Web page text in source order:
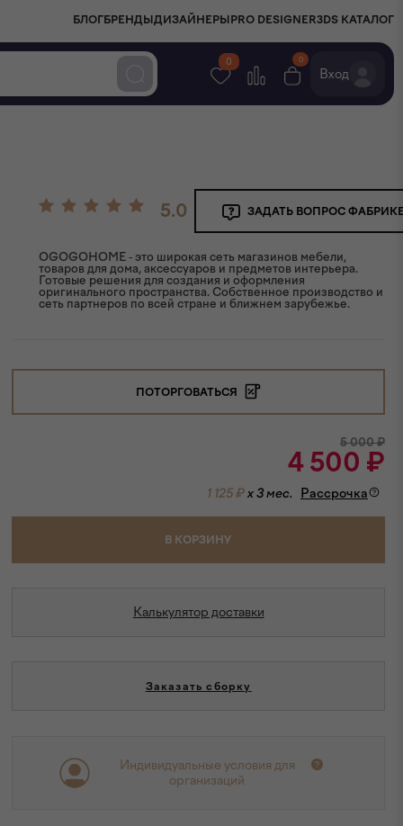
БЛОГ БРЕНДЫ ДИЗАЙНЕРЫ PRO DESIGNER3DS КАТАЛОГ
0 0
Вход
5.0 ЗАДАТЬ ВОПРОС
OGOGOHOME - это широкая сеть магазинов мебели,
товаров для дома, аксессуаров и предметов интерьера.
Готовые решения для создания и оформления
оригинального пространства. Собственное производство и
сеть партнеров по всей стране и ближнем зарубежье.
ПОТОРГОВАТЬСЯ
5 000₽
4 500 ₽
1 125 ₽x 3 мес. Рассрочка
В КОРЗИНУ
Калькулятор доставки
Заказать сборку
Индивидуальные условия для
организаций